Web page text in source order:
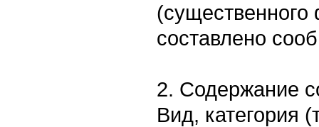
(существенного
составлено
2. Содержание
Вид, категория